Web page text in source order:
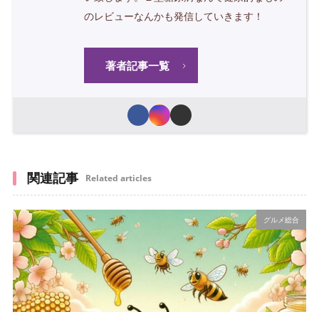
のレビューなんかも発信していきます！
著者記事一覧
関連記事 Related articles
グルメ総合